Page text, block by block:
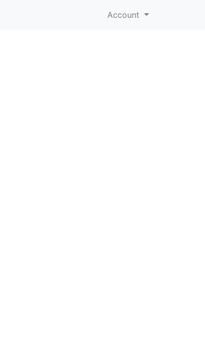
Account